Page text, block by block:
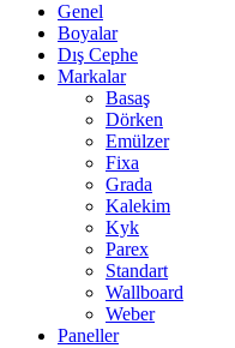
Genel
Boyalar
Dış Cephe
Markalar
Basaş
Dörken
Emülzer
Fixa
Grada
Kalekim
Kyk
Parex
Standart
Wallboard
Weber
Paneller